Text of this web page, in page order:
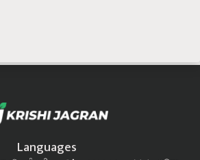
Languages